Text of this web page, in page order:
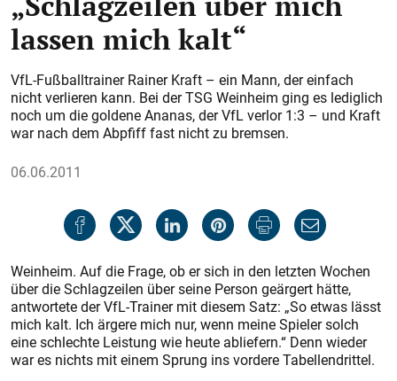
lassen mich kalt“
VfL-Fußballtrainer Rainer Kraft – ein Mann, der einfach
nicht verlieren kann. Bei der TSG Weinheim ging es lediglich
noch um die goldene Ananas, der VfL verlor 1:3 – und Kraft
war nach dem Abpfiff fast nicht zu bremsen.
06.06.2011
Weinheim. Auf die Frage, ob er sich in den letzten Wochen
über die Schlagzeilen über seine Person geärgert hätte,
antwortete der VfL-Trainer mit diesem Satz: „So etwas lässt
mich kalt. Ich ärgere mich nur, wenn meine Spieler solch
eine schlechte Leistung wie heute abliefern.“ Denn wieder
war es nichts mit einem Sprung ins vordere Tabellendrittel.